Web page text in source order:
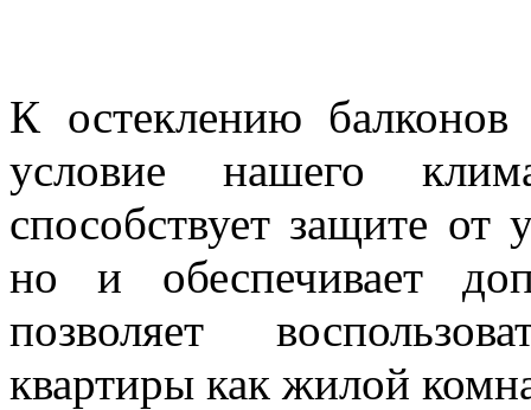
К остеклению
условие нашего
способствует защите
но и обеспечивает
позволяет
квартиры как жилой